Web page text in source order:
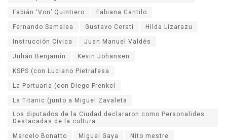
Fabián ‘Von’ Quintiero Fabiana Cantilo
Fernando Samalea Gustavo Cerati Hilda Lizarazu
Instrucción Cívica Juan Manuel Valdés
Julián Benjamín Kevin Johansen
KSPS (con Luciano Pietrafesa
La Portuaria (con Diego Frenkel
La Titanic (junto a Miguel Zavaleta
Los diputados de la Ciudad declararon como Personalides
Destacadas de la cultura
Marcelo Bonatto Miguel Gaya Nito mestre